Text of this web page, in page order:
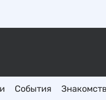
События